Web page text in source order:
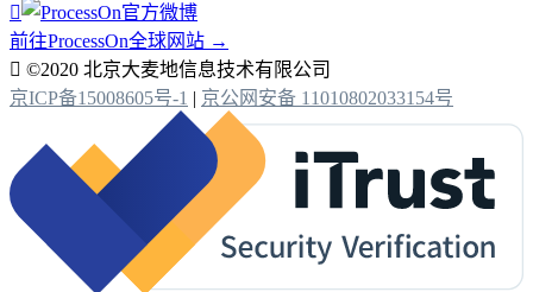

前往ProcessOn全球网站 →
 ©2020 北京大麦地信息技术有限公司
京ICP备15008605号-1 | 京公网安备 11010802033154号